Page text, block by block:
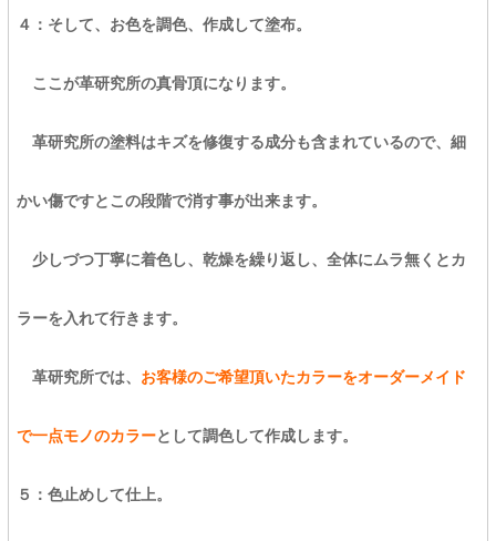
４：そして、お色を調色、作成して塗布。
ここが革研究所の真骨頂になります。
革研究所の塗料はキズを修復する成分も含まれているので、細
かい傷ですとこの段階で消す事が出来ます。
少しづつ丁寧に着色し、乾燥を繰り返し、全体にムラ無くとカ
ラーを入れて行きます。
革研究所では、 お客様のご希望頂いたカラーをオーダーメイド
で一点モノのカラーとして調色して作成します。
５：色止めして仕上。